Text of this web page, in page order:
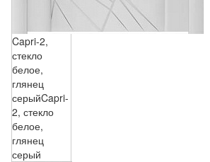
Capri-2,
стекло
белое,
глянец
серыйCapri-
2, стекло
белое,
глянец
серый